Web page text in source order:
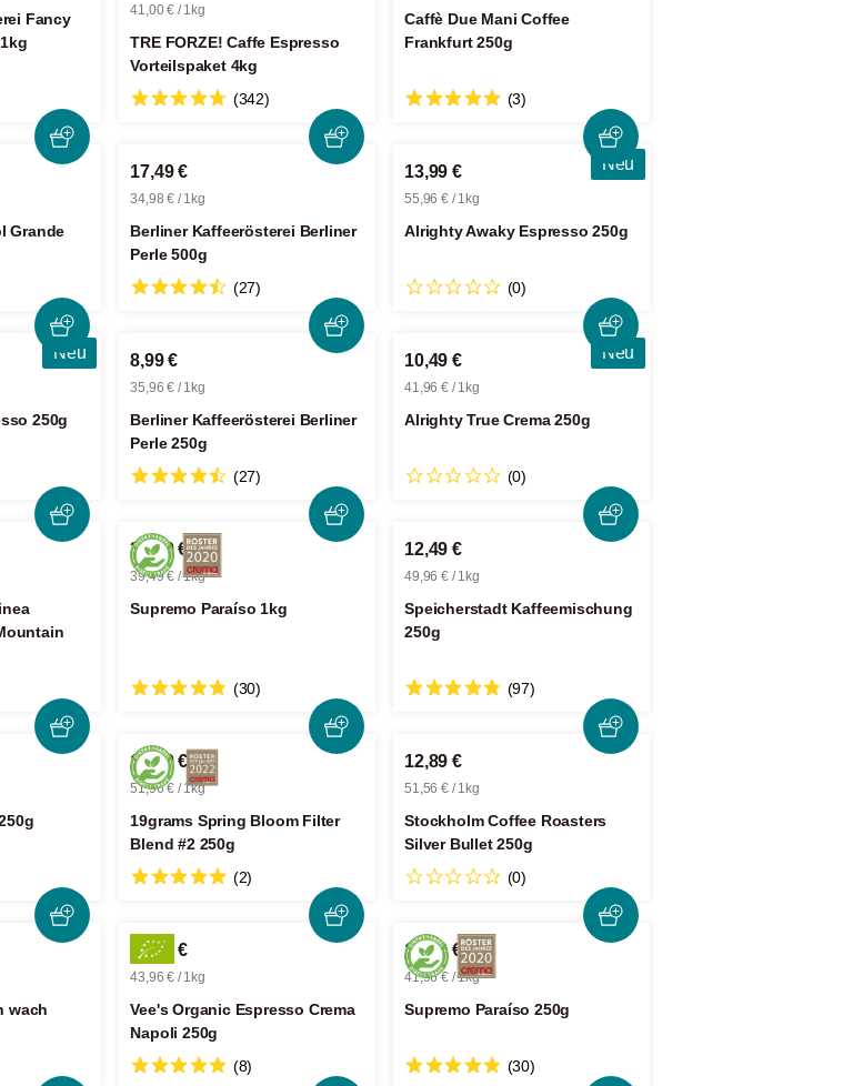
Fancy
41,00 € / 1kg
TRE FORZE! Caffe Espresso
Vorteilspaket 4kg
(342)
Caffè Due Mani Coffee
Frankfurt 250g
(3)
Grande
17,49 €
34,98 € / 1kg
Berliner Kaffeerösterei Berliner
Perle 500g
(27)
Neu
13,99 €
55,96 € / 1kg
Alrighty Awaky Espresso 250g
(0)
Neu
250g
8,99 €
35,96 € / 1kg
Berliner Kaffeerösterei Berliner
Perle 250g
(27)
Neu
10,49 €
41,96 € / 1kg
Alrighty True Crema 250g
(0)
39,49 €
39,49 € / 1kg
Supremo Paraíso 1kg
(30)
12,49 €
49,96 € / 1kg
Speicherstadt Kaffeemischung
250g
(97)
12,99 €
51,96 € / 1kg
19grams Spring Bloom Filter
Blend #2 250g
(2)
12,89 €
51,56 € / 1kg
Stockholm Coffee Roasters
Silver Bullet 250g
(0)
wach
10,99 €
43,96 € / 1kg
Vee's Organic Espresso Crema
Napoli 250g
(8)
10,49 €
41,96 € / 1kg
Supremo Paraíso 250g
(30)